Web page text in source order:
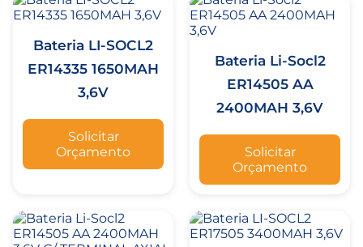
Bateria LI-SOCL2
ER14335 1650MAH
3,6V
Solicitar
Orçamento
Bateria Li-Socl2
ER14505 AA
2400MAH 3,6V
Solicitar
Orçamento